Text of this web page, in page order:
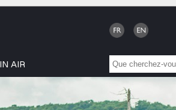
AIR